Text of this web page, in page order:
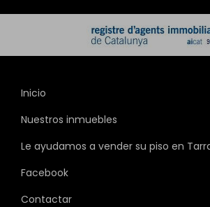
Inicio
Nuestros inmuebles
Le ayudamos a vender su piso en
Facebook
Contactar